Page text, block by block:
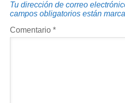
Tu dirección de correo
campos obligatorios están
Comentario *